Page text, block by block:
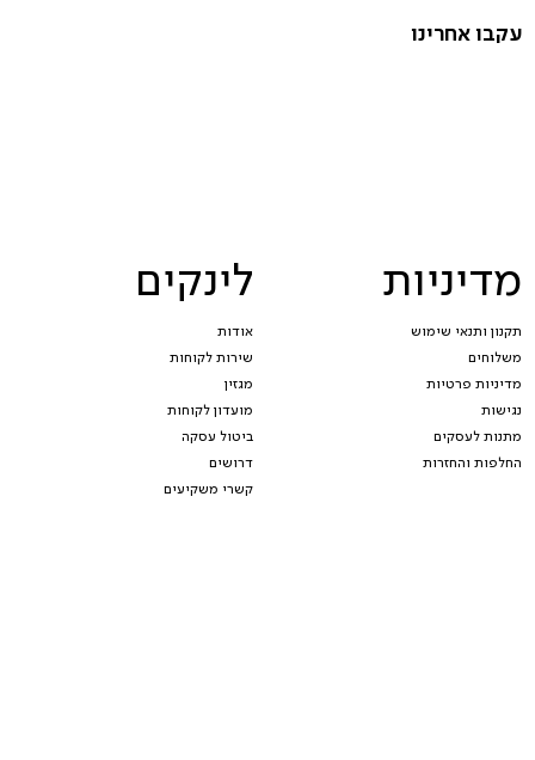
מדיניות
תקנון ותנאי שימוש
משלוחים
מדיניות פרטיות
נגישות
מתנות לעסקים
החלפות והחזרות
לינקים
אודות
שירות לקוחות
מגזין
מועדון לקוחות
ביטול עסקה
דרושים
קשרי משקיעים
עקבו אחרינו